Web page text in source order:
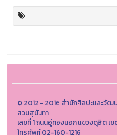
© 2012 - 2016 สำนักศิลปะและวัฒ
สวนสุนันทา
เลขที่ 1 ถนนอู่ทองนอก แขวงดุสิต เ
โทรศัพท์ 02-160-1216